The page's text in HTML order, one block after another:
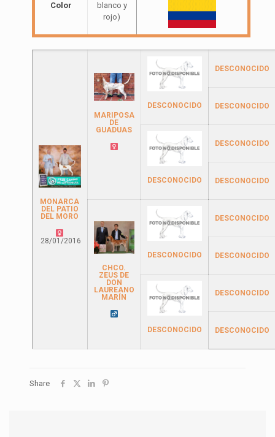
Color
blanco y
rojo)
MONARCA
DEL PATIO
DEL MORO
28/01/2016
MARIPOSA
DE
GUADUAS
DESCONOCIDO
DESCONOCIDO
DESCONOCIDO
DESCONOCIDO
DESCONOCIDO
DESCONOCIDO
CHCO.
ZEUS DE
DON
LAUREANO
MARÍN
DESCONOCIDO
DESCONOCIDO
DESCONOCIDO
DESCONOCIDO
DESCONOCIDO
DESCONOCIDO
Share